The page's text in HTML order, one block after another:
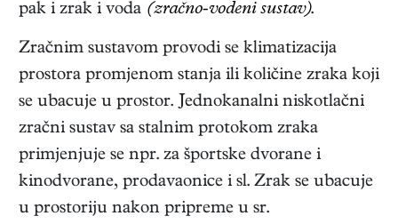
pak i zrak i voda (zračno-vodeni sustav).
Zračnim sustavom provodi se klimatizacija
prostora promjenom stanja ili količine zraka koji
se ubacuje u prostor. Jednokanalni niskotlačni
zračni sustav sa stalnim protokom zraka
primjenjuje se npr. za športske dvorane i
kinodvorane, prodavaonice i sl. Zrak se ubacuje
u prostoriju nakon pripreme u sr.